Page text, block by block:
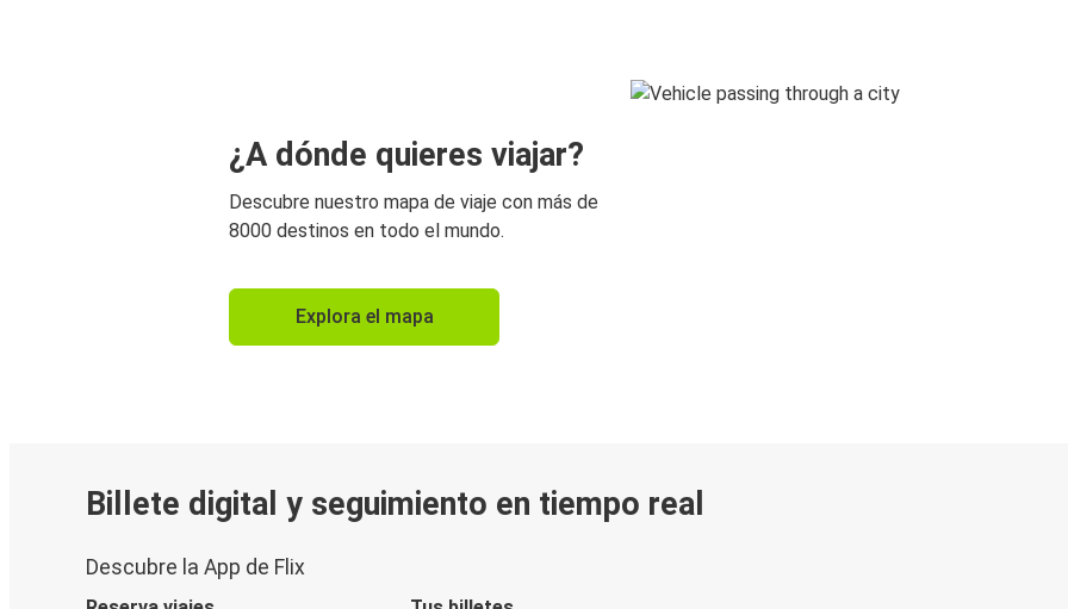
¿A dónde quieres viajar?
Descubre nuestro mapa de viaje con más de
8000 destinos en todo el mundo.
Explora el mapa
Billete digital y seguimiento en tiempo real
Descubre la App de Flix